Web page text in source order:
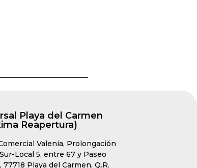
Playa del Carmen
Reapertura)
Valenia, Prolongación
Sur-Local 5, entre 67 y Paseo
77718 Playa del Carmen, Q.R.